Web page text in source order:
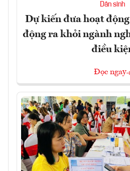
Dân sinh
Dự kiến đưa hoạt
động ra khỏi ngành
điều
Đọc ngay